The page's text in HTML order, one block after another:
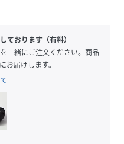
にはピスネームを付けて
スでも着用出来ます。
ィにホワイトのロゴプリ
ております（有料）
一緒にご注文ください。商品
お届けします。